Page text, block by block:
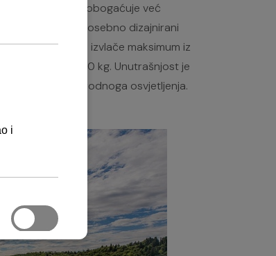
je Coupea 44 te obogaćuje već
flybridgeom. Posebno dizajnirani
kroz 360° izvlače maksimum iz
trup od 7500 kg. Unutrašnjost je
prozora i prirodnoga osvjetljenja.